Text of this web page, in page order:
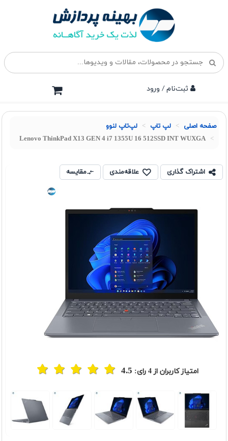
ثبت‌نام / ورود
صفحه اصلی لپ تاپ لپ‌تاپ لنوو
Lenovo ThinkPad X13 GEN 4 i7 1355U 16 512SSD INT WUXGA
اشتراک گذاری علاقه‌مندی مقایسه
امتیاز کاربران از4 رای: 4.5